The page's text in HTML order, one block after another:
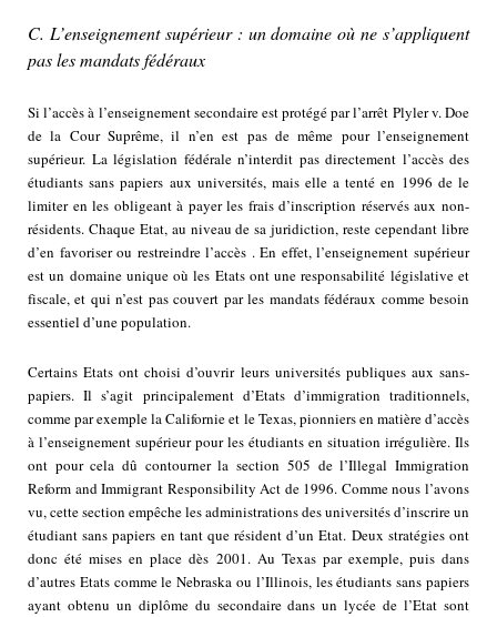
C. L’enseignement supérieur : un domaine où ne s’appliquent
pas les mandats fédéraux
Si l’accès à l’enseignement secondaire est protégé par l’arrêt Plyler v. Doe
de la Cour Suprême, il n’en est pas de même pour l’enseignement
supérieur. La législation fédérale n’interdit pas directement l’accès des
étudiants sans papiers aux universités, mais elle a tenté en 1996 de le
limiter en les obligeant à payer les frais d’inscription réservés aux non-
résidents. Chaque Etat, au niveau de sa juridiction, reste cependant libre
d’en favoriser ou restreindre l’accès . En effet, l’enseignement supérieur
est un domaine unique où les Etats ont une responsabilité législative et
fiscale, et qui n’est pas couvert par les mandats fédéraux comme besoin
essentiel d’une population.
Certains Etats ont choisi d’ouvrir leurs universités publiques aux sans-
papiers. Il s’agit principalement d’Etats d’immigration traditionnels,
comme par exemple la Californie et le Texas, pionniers en matière d’accès
à l’enseignement supérieur pour les étudiants en situation irrégulière. Ils
ont pour cela dû contourner la section 505 de l’Illegal Immigration
Reform and Immigrant Responsibility Act de 1996. Comme nous l’avons
vu, cette section empêche les administrations des universités d’inscrire un
étudiant sans papiers en tant que résident d’un Etat. Deux stratégies ont
donc été mises en place dès 2001. Au Texas par exemple, puis dans
d’autres Etats comme le Nebraska ou l’Illinois, les étudiants sans papiers
ayant obtenu un diplôme du secondaire dans un lycée de l’Etat sont